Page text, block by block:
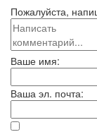
Пожалуйста,
Ваше имя:
Ваша эл. почта: